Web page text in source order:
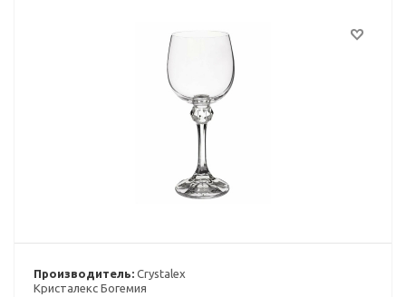
Производитель: Crystalex
Кристалекс Богемия